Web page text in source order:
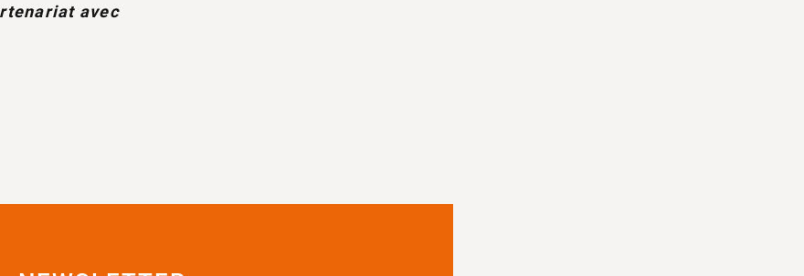
avec